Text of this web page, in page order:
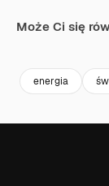
Może Ci się
energia